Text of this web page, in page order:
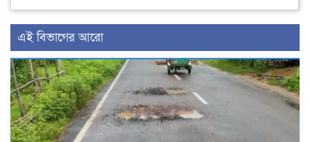
এই বিভাগের আরো